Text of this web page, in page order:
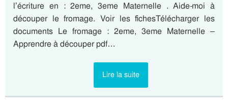
l’écriture en : 2eme, 3eme Maternelle . Aide-moi à
découper le fromage. Voir les fichesTélécharger les
documents Le fromage : 2eme, 3eme Maternelle –
Apprendre à découper pdf…
Lire la suite